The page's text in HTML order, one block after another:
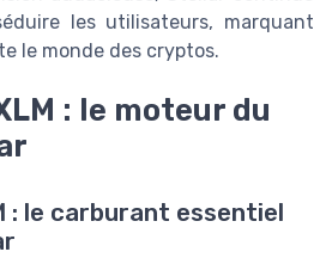
les utilisateurs, marquant
le monde des cryptos.
: le moteur du
: le carburant essentiel